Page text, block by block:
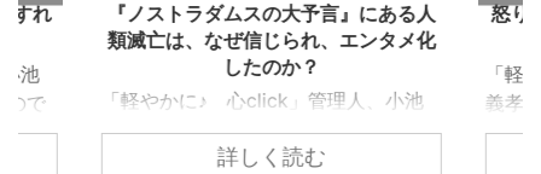
すれ
池
ので
れ
『ノストラダムスの大予言』にある人
類滅亡は、なぜ信じられ、エンタメ化
したのか？
「軽やかに♪ 心click」管理人、小池
義孝です。今回は、子供の頃にあった
『ノストラダムスの大予言』につい
詳しく読む
怒り
「軽
義孝
いて